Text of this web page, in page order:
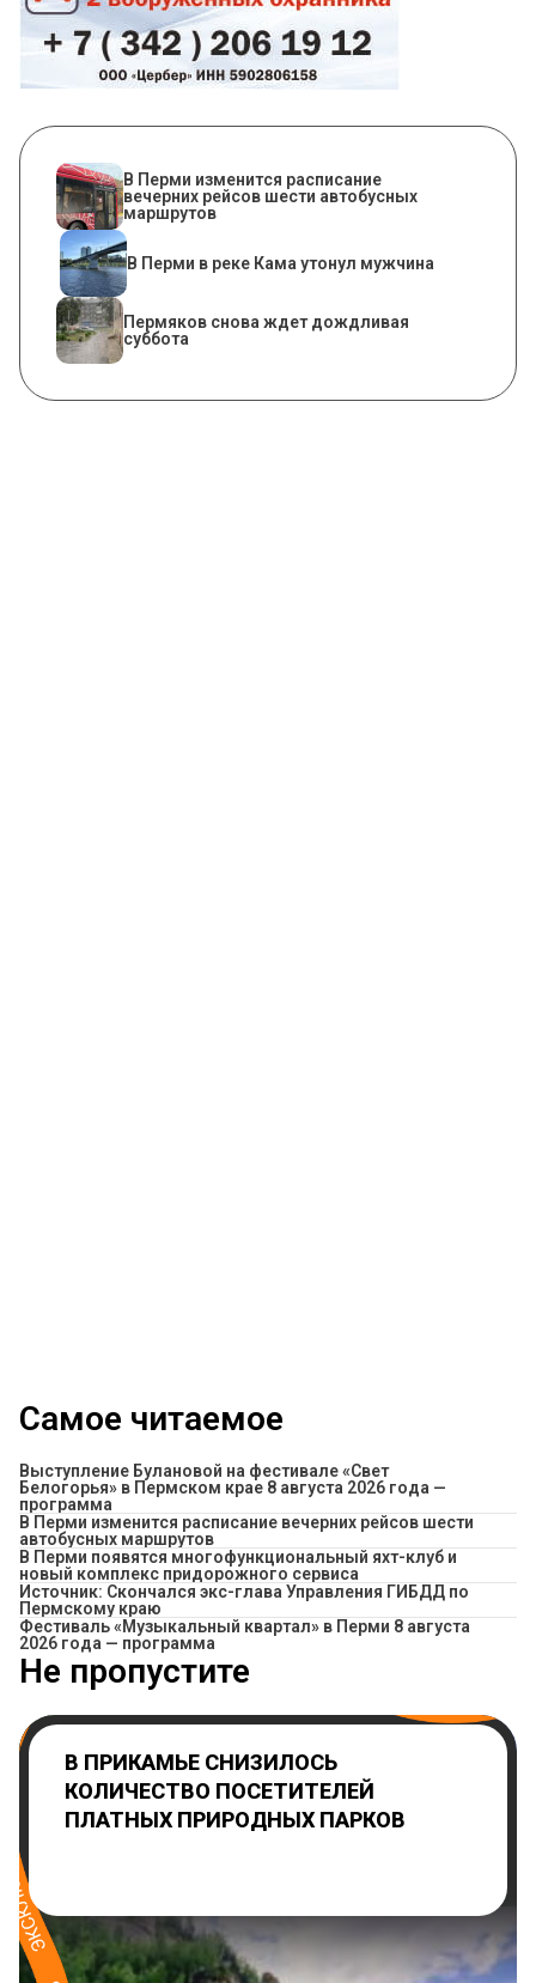
​В Перми изменится расписание
вечерних рейсов шести автобусных
маршрутов
В Перми в реке Кама утонул мужчина
Пермяков снова ждет дождливая
суббота
Самое читаемое
Выступление Булановой на фестивале «Свет
Белогорья» в Пермском крае 8 августа 2026 года —
программа
​В Перми изменится расписание вечерних рейсов шести
автобусных маршрутов
В Перми появятся многофункциональный яхт-клуб и
новый комплекс придорожного сервиса
Источник: Скончался экс-глава Управления ГИБДД по
Пермскому краю
Фестиваль «Музыкальный квартал» в Перми 8 августа
2026 года — программа
Не пропустите
В ПРИКАМЬЕ СНИЗИЛОСЬ
КОЛИЧЕСТВО ПОСЕТИТЕЛЕЙ
ПЛАТНЫХ ПРИРОДНЫХ ПАРКОВ